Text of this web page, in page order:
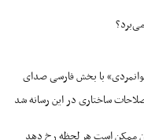
با بخش فارسی صدای
ساختاری در این رسانه شد